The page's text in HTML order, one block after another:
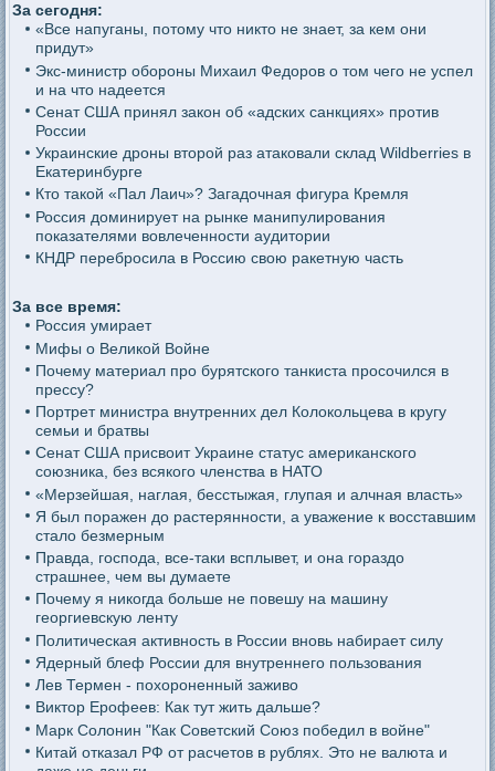
За сегодня:
«Все напуганы, потому что никто не знает, за кем они
придут»
Экс-министр обороны Михаил Федоров о том чего не успел
и на что надеется
Сенат США принял закон об «адских санкциях» против
России
Украинские дроны второй раз атаковали склад Wildberries в
Екатеринбурге
Кто такой «Пал Лаич»? Загадочная фигура Кремля
Россия доминирует на рынке манипулирования
показателями вовлеченности аудитории
КНДР перебросила в Россию свою ракетную часть
За все время:
Россия умирает
Мифы о Великой Войне
Почему материал про бурятского танкиста просочился в
прессу?
Портрет министра внутренних дел Колокольцева в кругу
семьи и братвы
Сенат США присвоит Украине статус американского
союзника, без всякого членства в НАТО
«Мерзейшая, наглая, бесстыжая, глупая и алчная власть»
Я был поражен до растерянности, а уважение к восставшим
стало безмерным
Правда, господа, все-таки всплывет, и она гораздо
страшнее, чем вы думаете
Почему я никогда больше не повешу на машину
георгиевскую ленту
Политическая активность в России вновь набирает силу
Ядерный блеф России для внутреннего пользования
Лев Термен - похороненный заживо
Виктор Ерофеев: Как тут жить дальше?
Марк Солонин "Как Советский Союз победил в войне"
Китай отказал РФ от расчетов в рублях. Это не валюта и